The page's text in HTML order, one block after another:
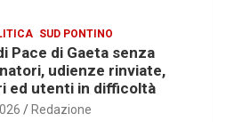
SUD PONTINO
Pace di Gaeta senza
udienze rinviate,
ed utenti in difficoltà
Redazione